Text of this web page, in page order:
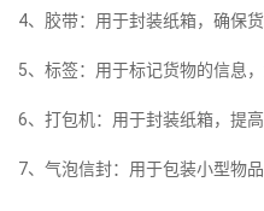
4、胶带：用于封装纸箱，确保
5、标签：用于标记货物的信息
6、打包机：用于封装纸箱，提高
7、气泡信封：用于包装小型物